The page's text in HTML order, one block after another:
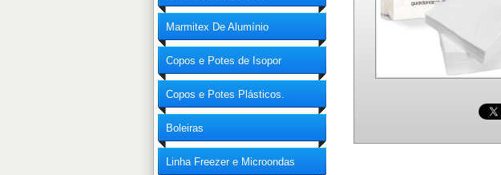
Marmitex De Alumínio
Copos e Potes de Isopor
Copos e Potes Plásticos.
Boleiras
Linha Freezer e Microondas